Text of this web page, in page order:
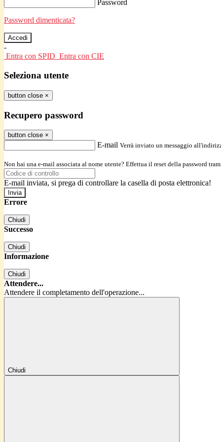
Password
Password dimenticata?
-
Entra con SPID Entra con CIE
Seleziona utente
button close ×
Recupero password
button close ×
E-mail Verrà inviato un messaggio
Non hai una e-mail associata al nome utente? Effettua il reset della password
E-mail inviata, si prega di controllare la casella di posta elettronica!
Errore
Chiudi
Successo
Chiudi
Informazione
Chiudi
Attendere...
Attendere il completamento dell'operazione...
Chiudi